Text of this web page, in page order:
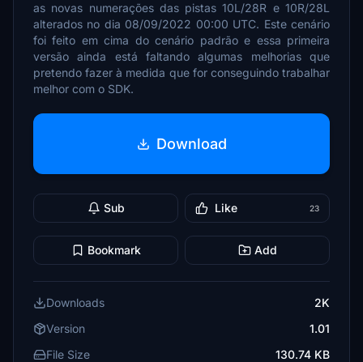
as novas numerações das pistas 10L/28R e 10R/28L
alterados no dia 08/09/2022 00:00 UTC. Este cenário
foi feito em cima do cenário padrão e essa primeira
versão ainda está faltando algumas melhorias que
pretendo fazer à medida que for conseguindo trabalhar
melhor com o SDK.
Download
Sub Like 23
Bookmark Add
Downloads
2K
Version
1.01
File Size
130.74 KB